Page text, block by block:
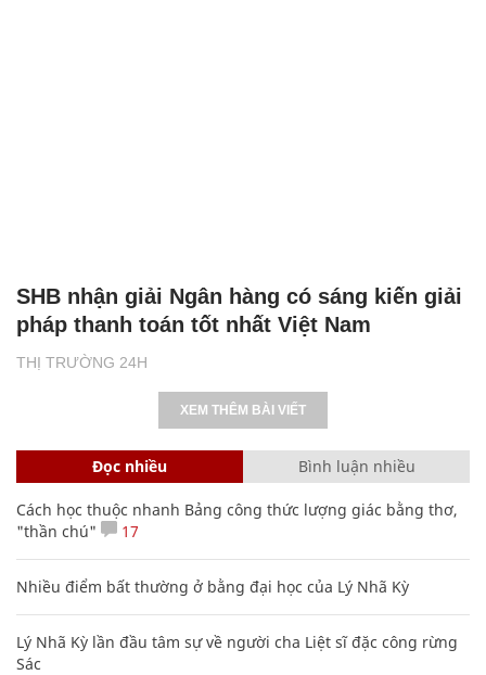
THỊ TRƯỜNG 24H
SHB nhận giải Ngân hàng có sáng kiến giải
pháp thanh toán tốt nhất Việt Nam
XEM THÊM BÀI VIẾT
Đọc nhiều Bình luận nhiều
Cách học thuộc nhanh Bảng công thức lượng giác bằng thơ,
"thần chú"
17
Nhiều điểm bất thường ở bằng đại học của Lý Nhã Kỳ
Lý Nhã Kỳ lần đầu tâm sự về người cha Liệt sĩ đặc công rừng
Sác